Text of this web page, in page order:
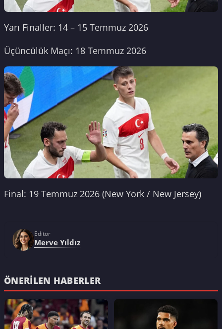
Yarı Finaller: 14 – 15 Temmuz 2026
Üçüncülük Maçı: 18 Temmuz 2026
Final: 19 Temmuz 2026 (New York / New Jersey)
Editör
Merve Yıldız
ÖNERILEN HABERLER